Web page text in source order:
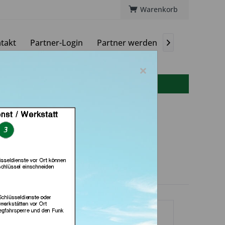
Warenkorb
Partner-Login Partner werden 
Frankfurt
am Main)
×